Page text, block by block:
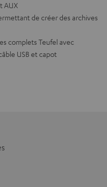
AUX
de créer des archives
complets Teufel avec
USB et capot